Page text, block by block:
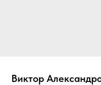
Виктор